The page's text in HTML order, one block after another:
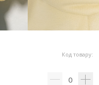
Код товару:
0